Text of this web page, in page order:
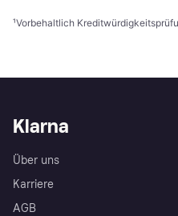
¹Vorbehaltlich
Klarna
Über uns
Karriere
AGB